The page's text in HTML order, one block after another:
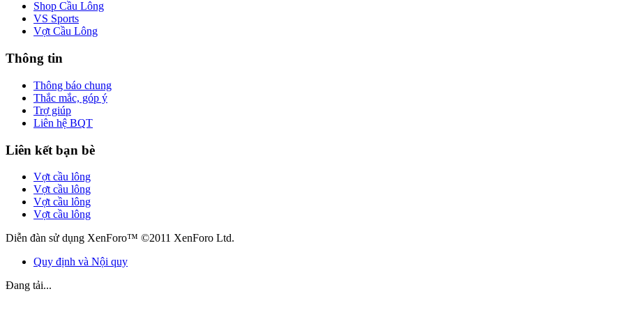
Shop Cầu Lông
VS Sports
Vợt Cầu Lông
Thông tin
Thông báo chung
Thắc mắc, góp ý
Trợ giúp
Liên hệ BQT
Liên kết bạn bè
Vợt cầu lông
Vợt cầu lông
Vợt cầu lông
Vợt cầu lông
Diễn đàn sử dụng XenForo™ ©2011 XenForo Ltd.
Quy định và Nội quy
Đang tải...